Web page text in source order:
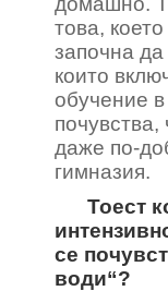
това,
започна
които
обучение в
даже по-
гимназия.
Тоест
се
води“?